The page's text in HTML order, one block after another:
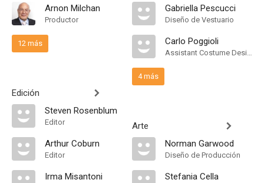
Arnon Milchan
Productor
12 más
Edición
Steven Rosenblum
Editor
Arthur Coburn
Editor
Irma Misantoni
Gabriella Pescucci
Diseño de Vestuario
Carlo Poggioli
Assistant Costume Designer
4 más
Arte
Norman Garwood
Diseño de Producción
Stefania Cella